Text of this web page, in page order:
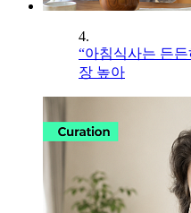
4.
“아침식사는 든
장 높아